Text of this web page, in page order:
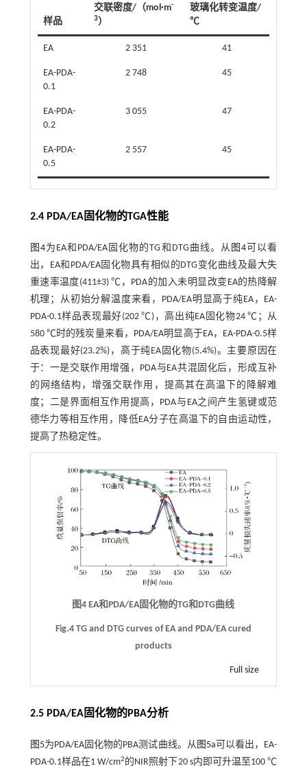
样品
交联密度/（mol·m-
3）
玻璃化转变温度/
℃
EA 2 351 41
EA-PDA-
0.1
2 748 45
EA-PDA-
0.2
3 055 47
EA-PDA-
0.5
2 557 45
2.4 PDA/EA固化物的TGA性能
图4为EA和PDA/EA固化物的TG和DTG曲线。从 图4 可以看
出，EA和PDA/EA固化物具有相似的DTG变化曲线及最大失
重速率温度(411±3) ℃，PDA的加入未明显改变EA的热降解
机理；从初始分解温度来看，PDA/EA明显高于纯EA，EA-
PDA-0.1样品表现最好(202 ℃)，高出纯EA固化物24 ℃；从
580 ℃时的残炭量来看，PDA/EA明显高于EA，EA-PDA-0.5样
品表现最好(23.2%)，高于纯EA固化物(5.4%)。主要原因在
于：一是交联作用增强，PDA与EA共混固化后，形成互补
的网络结构，增强交联作用，提高其在高温下的降解难
度；二是界面相互作用提高，PDA与EA之间产生氢键或范
德华力等相互作用，降低EA分子在高温下的自由运动性，
提高了热稳定性。
图4 EA和PDA/EA固化物的TG和DTG曲线
Fig.4 TG and DTG curves of EA and PDA/EA cured
products
Full size
2.5 PDA/EA固化物的PBA分析
图5为PDA/EA固化物的PBA测试曲线。从 图5a可以看出，EA-
PDA-0.1样品在1 W/cm2 的NIR照射下20 s内即可升温至100 ℃